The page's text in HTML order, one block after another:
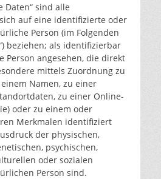
Daten“ sind alle
auf eine identifizierte oder
Person (im Folgenden
beziehen; als identifizierbar
Person angesehen, die direkt
mittels Zuordnung zu
Namen, zu einer
zu einer Online-
oder zu einem oder
Merkmalen identifiziert
der physischen,
psychischen,
oder sozialen
Person sind.